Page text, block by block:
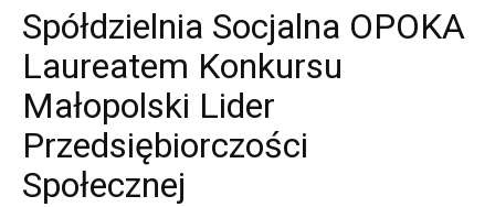
Spółdzielnia Socjalna OPOKA
Laureatem Konkursu
Małopolski Lider
Przedsiębiorczości
Społecznej